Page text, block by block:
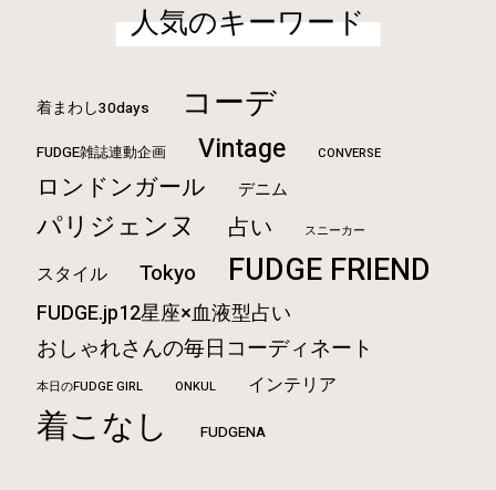
人気のキーワード
着まわし30days コーデ
FUDGE雑誌連動企画 Vintage CONVERSE
ロンドンガール デニム
パリジェンヌ 占い スニーカー
スタイル Tokyo FUDGE FRIEND
FUDGE.jp12星座×血液型占い
おしゃれさんの毎日コーディネート
本日のFUDGE GIRL ONKUL インテリア
着こなし FUDGENA